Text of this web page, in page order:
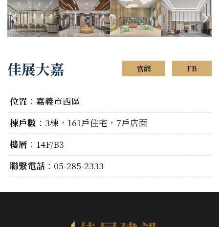
佳展大嘉 官網 FB
位置 ： 嘉義市西區
棟戶數 ： 3棟，161戶住宅，7戶店面
樓層 ： 14F/B3
聯繫電話 ： 05-285-2333